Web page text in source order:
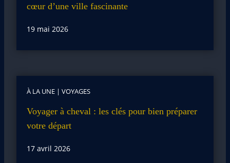
cœur d’une ville fascinante
19 mai 2026
À LA UNE | VOYAGES
Voyager à cheval : les clés pour bien préparer
votre départ
17 avril 2026